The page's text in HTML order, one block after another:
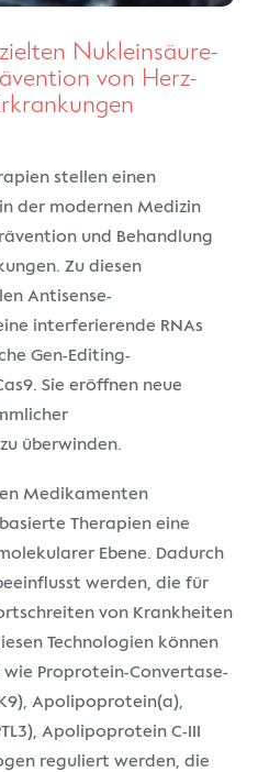
Nukleinsäure-
von Herz-
stellen einen
der modernen Medizin
und Behandlung
Zu diesen
Antisense-
interferierende RNAs
Gen-Editing-
Sie eröffnen neue
überwinden.
Medikamenten
Therapien eine
Ebene. Dadurch
werden, die für
von Krankheiten
Technologien können
Proprotein-Convertase-
Apolipoprotein(a),
Apolipoprotein C-III
reguliert werden, die